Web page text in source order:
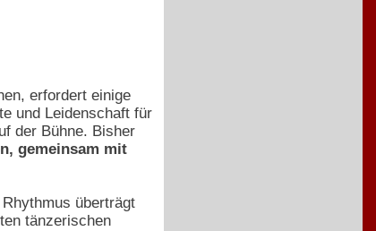
erfordert einige
und Leidenschaft für
der Bühne. Bisher
gemeinsam mit
überträgt
tänzerischen